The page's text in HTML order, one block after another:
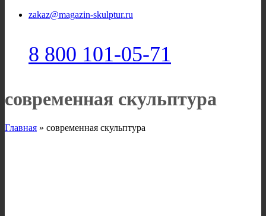
zakaz@magazin-skulptur.ru
8 800 101-05-71
современная скульптура
Главная » современная скульптура